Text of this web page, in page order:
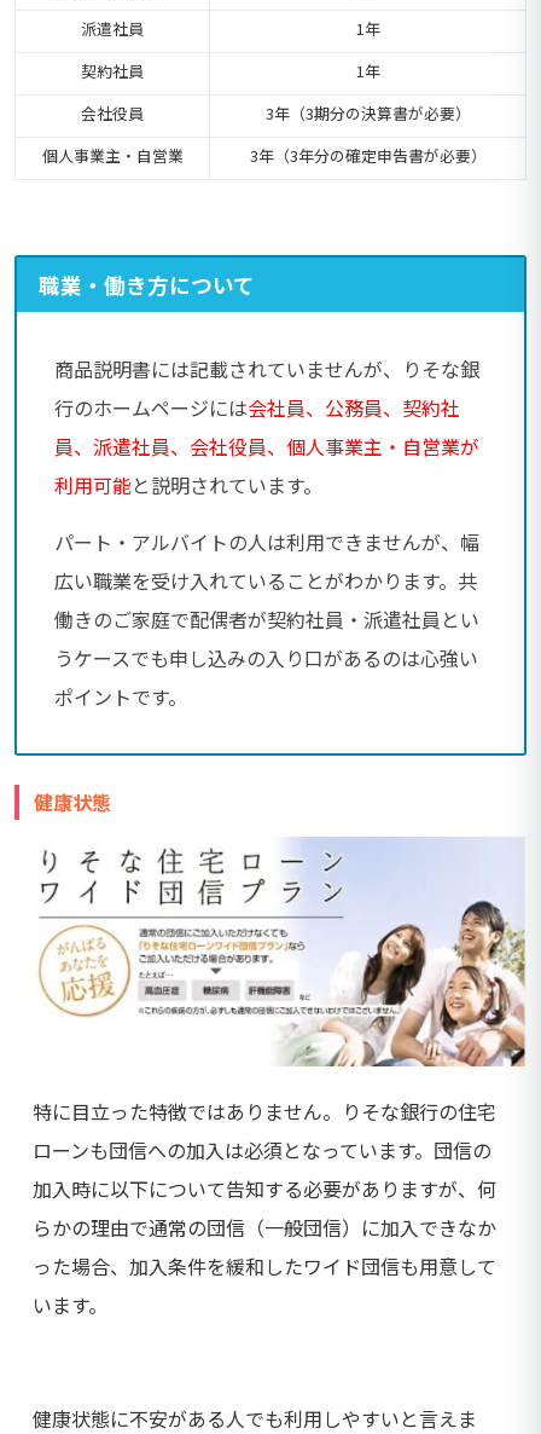
派遣社員
1年
契約社員
1年
会社役員
3年（3期分の決算書が必要）
個人事業主・自営業
3年（3年分の確定申告書が必要）
職業・働き方について
商品説明書には記載されていませんが、りそな銀
行のホームページには会社員、公務員、契約社
員、派遣社員、会社役員、個人事業主・自営業が
利用可能と説明されています。
パート・アルバイトの人は利用できませんが、幅
広い職業を受け入れていることがわかります。共
働きのご家庭で配偶者が契約社員・派遣社員とい
うケースでも申し込みの入り口があるのは心強い
ポイントです。
健康状態
特に目立った特徴ではありません。りそな銀行の住宅
ローンも団信への加入は必須となっています。団信の
加入時に以下について告知する必要がありますが、何
らかの理由で通常の団信（一般団信）に加入できなか
った場合、加入条件を緩和したワイド団信も用意して
います。
健康状態に不安がある人でも利用しやすいと言えま